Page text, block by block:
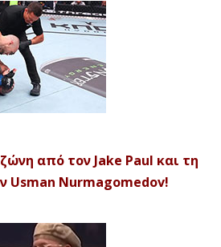
από τον Jake Paul και τη
Usman Nurmagomedov!